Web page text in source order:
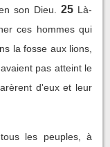
son Dieu.
25 Là-
ces hommes qui
la fosse aux lions,
pas atteint le
d'eux et leur
les peuples, à